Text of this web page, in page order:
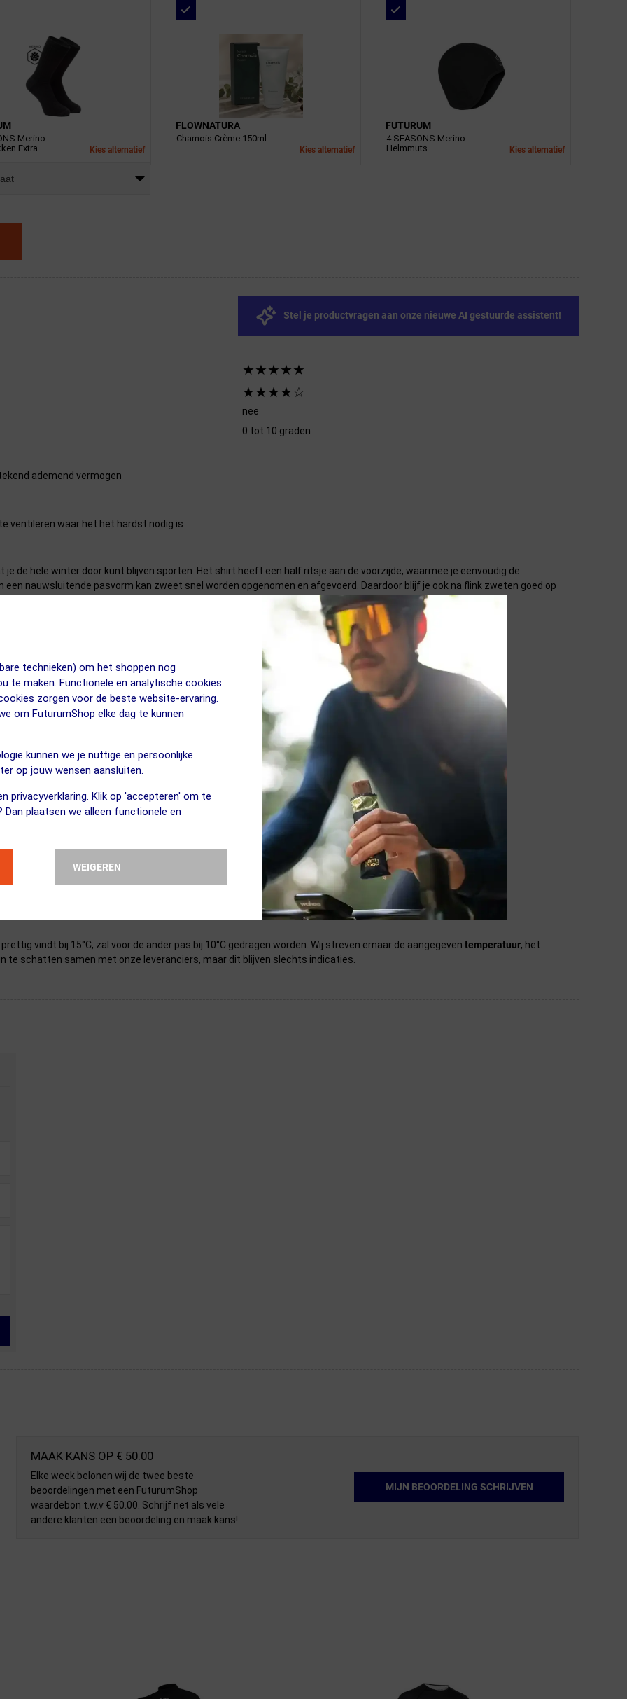
technieken) om het shoppen nog
te maken. Functionele en analytische cookies
zorgen voor de beste website-ervaring.
om FuturumShop elke dag te kunnen
kunnen we je nuttige en persoonlijke
op jouw wensen aansluiten.
privacyverklaring. Klik op 'accepteren' om te
Dan plaatsen we alleen functionele en
WEIGEREN
Merino
Extra ...
Kies alternatief
FLOWNATURA
Chamois Crème 150ml
Kies alternatief
FUTURUM
4 SEASONS Merino
Helmmuts
Kies alternatief
Stel je productvragen aan onze nieuwe AI gestuurde assistent!
★★★★★
★★★★☆
nee
0 tot 10 graden
ademend vermogen
ventileren waar het het hardst nodig is
de hele winter door kunt blijven sporten. Het shirt heeft een half ritsje aan de voorzijde, waarmee je eenvoudig de
nauwsluitende pasvorm kan zweet snel worden opgenomen en afgevoerd. Daardoor blijf je ook na flink zweten goed op
Dit geeft een antibacteriële werking aan het shirt en zorgt dat je langer fris blijft.
Dames
Klik hieronder op de eigenschap om naar de uitleg van dit systeem te gaan.
vindt bij 15°C, zal voor de ander pas bij 10°C gedragen worden. Wij streven ernaar de aangegeven temperatuur, het
te schatten samen met onze leveranciers, maar dit blijven slechts indicaties.
MAAK KANS OP € 50.00
Elke week belonen wij de twee beste
beoordelingen met een FuturumShop
waardebon t.w.v € 50.00. Schrijf net als vele
andere klanten een beoordeling en maak kans!
MIJN BEOORDELING SCHRIJVEN